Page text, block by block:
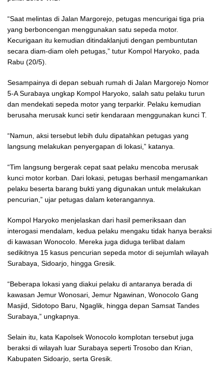
“Saat melintas di Jalan Margorejo, petugas mencurigai tiga pria
yang berboncengan menggunakan satu sepeda motor.
Kecurigaan itu kemudian ditindaklanjuti dengan pembuntutan
secara diam-diam oleh petugas,” tutur Kompol Haryoko, pada
Rabu (20/5).
Sesampainya di depan sebuah rumah di Jalan Margorejo Nomor
5-A Surabaya ungkap Kompol Haryoko, salah satu pelaku turun
dan mendekati sepeda motor yang terparkir. Pelaku kemudian
berusaha merusak kunci setir kendaraan menggunakan kunci T.
“Namun, aksi tersebut lebih dulu dipatahkan petugas yang
langsung melakukan penyergapan di lokasi,” katanya.
“Tim langsung bergerak cepat saat pelaku mencoba merusak
kunci motor korban. Dari lokasi, petugas berhasil mengamankan
pelaku beserta barang bukti yang digunakan untuk melakukan
pencurian,” ujar petugas dalam keterangannya.
Kompol Haryoko menjelaskan dari hasil pemeriksaan dan
interogasi mendalam, kedua pelaku mengaku tidak hanya beraksi
di kawasan Wonocolo. Mereka juga diduga terlibat dalam
sedikitnya 15 kasus pencurian sepeda motor di sejumlah wilayah
Surabaya, Sidoarjo, hingga Gresik.
“Beberapa lokasi yang diakui pelaku di antaranya berada di
kawasan Jemur Wonosari, Jemur Ngawinan, Wonocolo Gang
Masjid, Sidotopo Baru, Ngaglik, hingga depan Samsat Tandes
Surabaya,” ungkapnya.
Selain itu, kata Kapolsek Wonocolo komplotan tersebut juga
beraksi di wilayah luar Surabaya seperti Trosobo dan Krian,
Kabupaten Sidoarjo, serta Gresik.